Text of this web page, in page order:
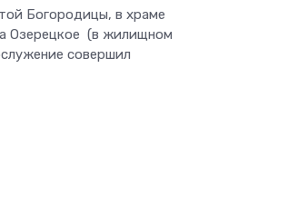
Богородицы, в храме
Озерецкое (в жилищном
совершил